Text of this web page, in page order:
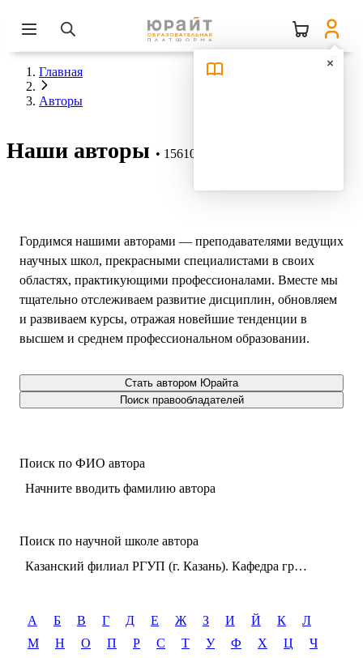
Главная
Авторы
Наши авторы 15610 авторов
Гордимся нашими авторами — преподавателями ведущих
научных школ, прекрасными специалистами в своих
областях, практикующими профессионалами. Вместе мы
тщательно отслеживаем развитие дисциплин, обновляем
и развиваем курсы, отражая новейшие тенденции в
высшем и среднем профессиональном образовании.
Стать автором Юрайта
Поиск правообладателей
Поиск по ФИО автора
Начните вводить фамилию автора
Поиск по научной школе автора
Казанский филиал РГУП (г. Казань). Кафедра гражданского процессуального права
А Б В Г Д Е Ж З И Й К
Л
М
Н О П Р С Т У Ф Х Ц
Ч